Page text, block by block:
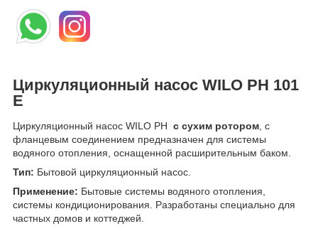
Циркуляционный насос WILO PH 101
E
Циркуляционный насос WILO PH с сухим ротором, с
фланцевым соединением предназначен для системы
водяного отопления, оснащенной расширительным баком.
Тип: Бытовой циркуляционный насос.
Применение: Бытовые системы водяного отопления,
системы кондиционирования. Разработаны специально для
частных домов и коттеджей.